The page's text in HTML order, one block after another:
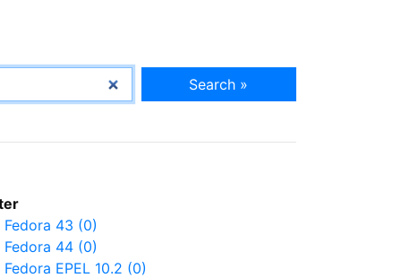
Search »
Fedora 43 (0)
Fedora 44 (0)
Fedora EPEL 10.2 (0)